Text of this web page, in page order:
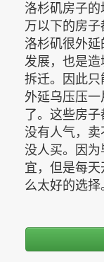
洛杉矶房子
万以下的房
洛杉矶很外
发展，也是
拆迁。因此
外延乌压压
了。这些房
没有人气，
没人买。因
宜，但是每
么太好的选择